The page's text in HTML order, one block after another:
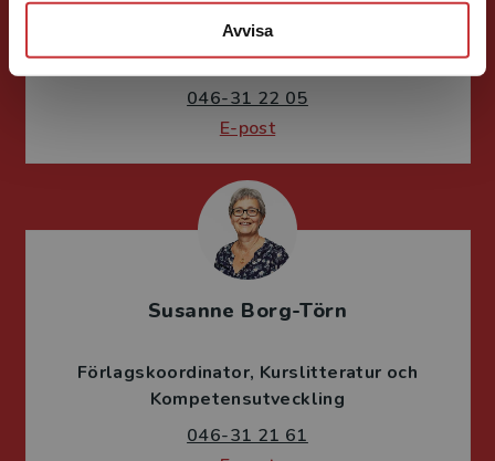
Avvisa
Förläggare
Psykologi, Socialt arbete, Skolledning
046-31 22 05
E-post
Susanne Borg-Törn
Förlagskoordinator Kurslitteratur och
Kompetensutveckling
046-31 21 61